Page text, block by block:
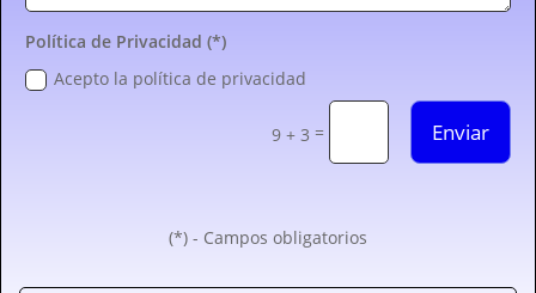
Política de Privacidad (*)
Acepto la política de privacidad
9 + 3 = Enviar
(*) - Campos obligatorios